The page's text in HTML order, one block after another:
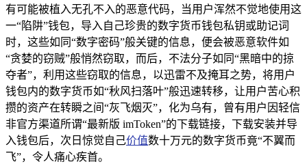
有可能被植入无孔不入的恶意代码，当用户浑然不觉地使用这
一“陷阱”钱包，导入自己珍贵的数字货币钱包私钥或助记词
时，这些如同“数字密码”般关键的信息，便会被恶意软件如
“贪婪的窃贼”般悄然窃取，而后，不法分子如同“黑暗中的掠
夺者”，利用这些窃取的信息，以迅雷不及掩耳之势，将用户
钱包内的数字货币如“秋风扫落叶”般迅速转移，让用户苦心积
攒的资产在转瞬之间“灰飞烟灭”，化为乌有，曾有用户因轻信
非官方渠道所谓“最新版 imToken”的下载链接，下载安装并导
入钱包后，次日惊觉自己价值数十万元的数字货币竟“不翼而
飞”，令人痛心疾首。